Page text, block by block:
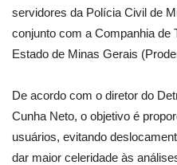
servidores da Polícia Civil de
conjunto com a Companhia de
Estado de Minas Gerais
De acordo com o diretor do
Cunha Neto, o objetivo é
usuários, evitando
dar maior celeridade às